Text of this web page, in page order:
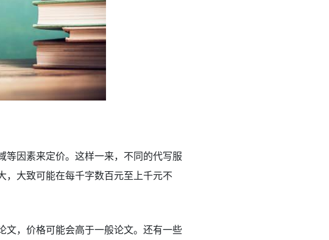
等因素来定价。这样一来，不同的代写服
，大致可能在每千字数百元至上千元不
文，价格可能会高于一般论文。还有一些